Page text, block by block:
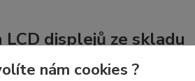
displejů ze skladu
nepoužitých displejůze
nám cookies ?